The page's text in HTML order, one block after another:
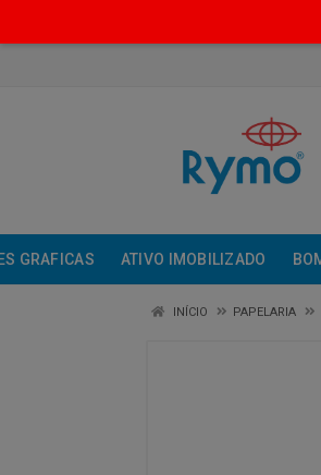
GRAFICAS ATIVO IMOBILIZADO
INÍCIO PAPELARIA